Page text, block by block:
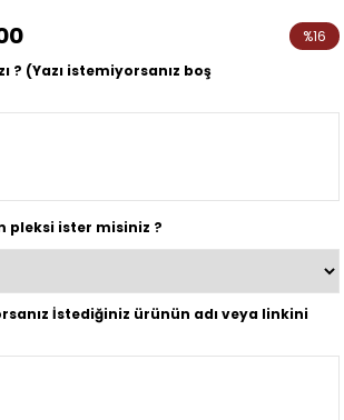
%16
? (Yazı istemiyorsanız boş
pleksi ister misiniz ?
İstediğiniz ürünün adı veya linkini